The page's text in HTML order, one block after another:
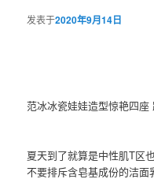
发表于2020年9月14日
范冰冰瓷娃娃造型惊艳四
夏天到了就算是中性肌T区
不要排斥含皂基成份的洁